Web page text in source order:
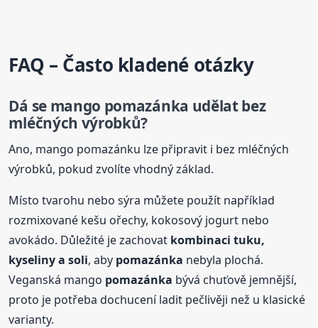
FAQ – Často kladené otázky
Dá se mango pomazánka udělat bez
mléčných výrobků?
Ano, mango pomazánku lze připravit i bez mléčných
výrobků, pokud zvolíte vhodný základ.
Místo tvarohu nebo sýra můžete použít například
rozmixované kešu ořechy, kokosový jogurt nebo
avokádo. Důležité je zachovat kombinaci tuku,
kyseliny a soli, aby pomazánka nebyla plochá.
Veganská mango pomazánka bývá chuťově jemnější,
proto je potřeba dochucení ladit pečlivěji než u klasické
varianty.